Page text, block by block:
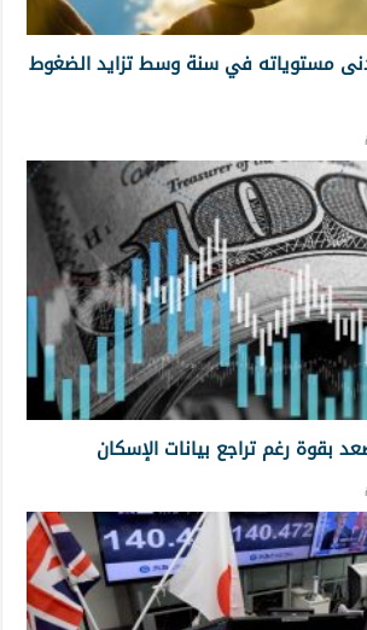
أدنى مستوياته في سنة وسط تزايد الضغوط
بقوة رغم تراجع بيانات الإسكان